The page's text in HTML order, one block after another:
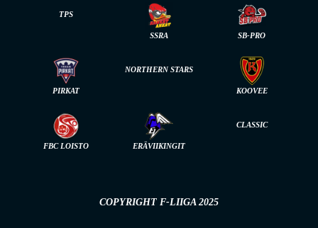
TPS
SSRA SB-PRO
PIRKAT
NORTHERN STARS
KOOVEE
FBC LOISTO ERÄVIIKINGIT
CLASSIC
COPYRIGHT F-LIIGA 2025